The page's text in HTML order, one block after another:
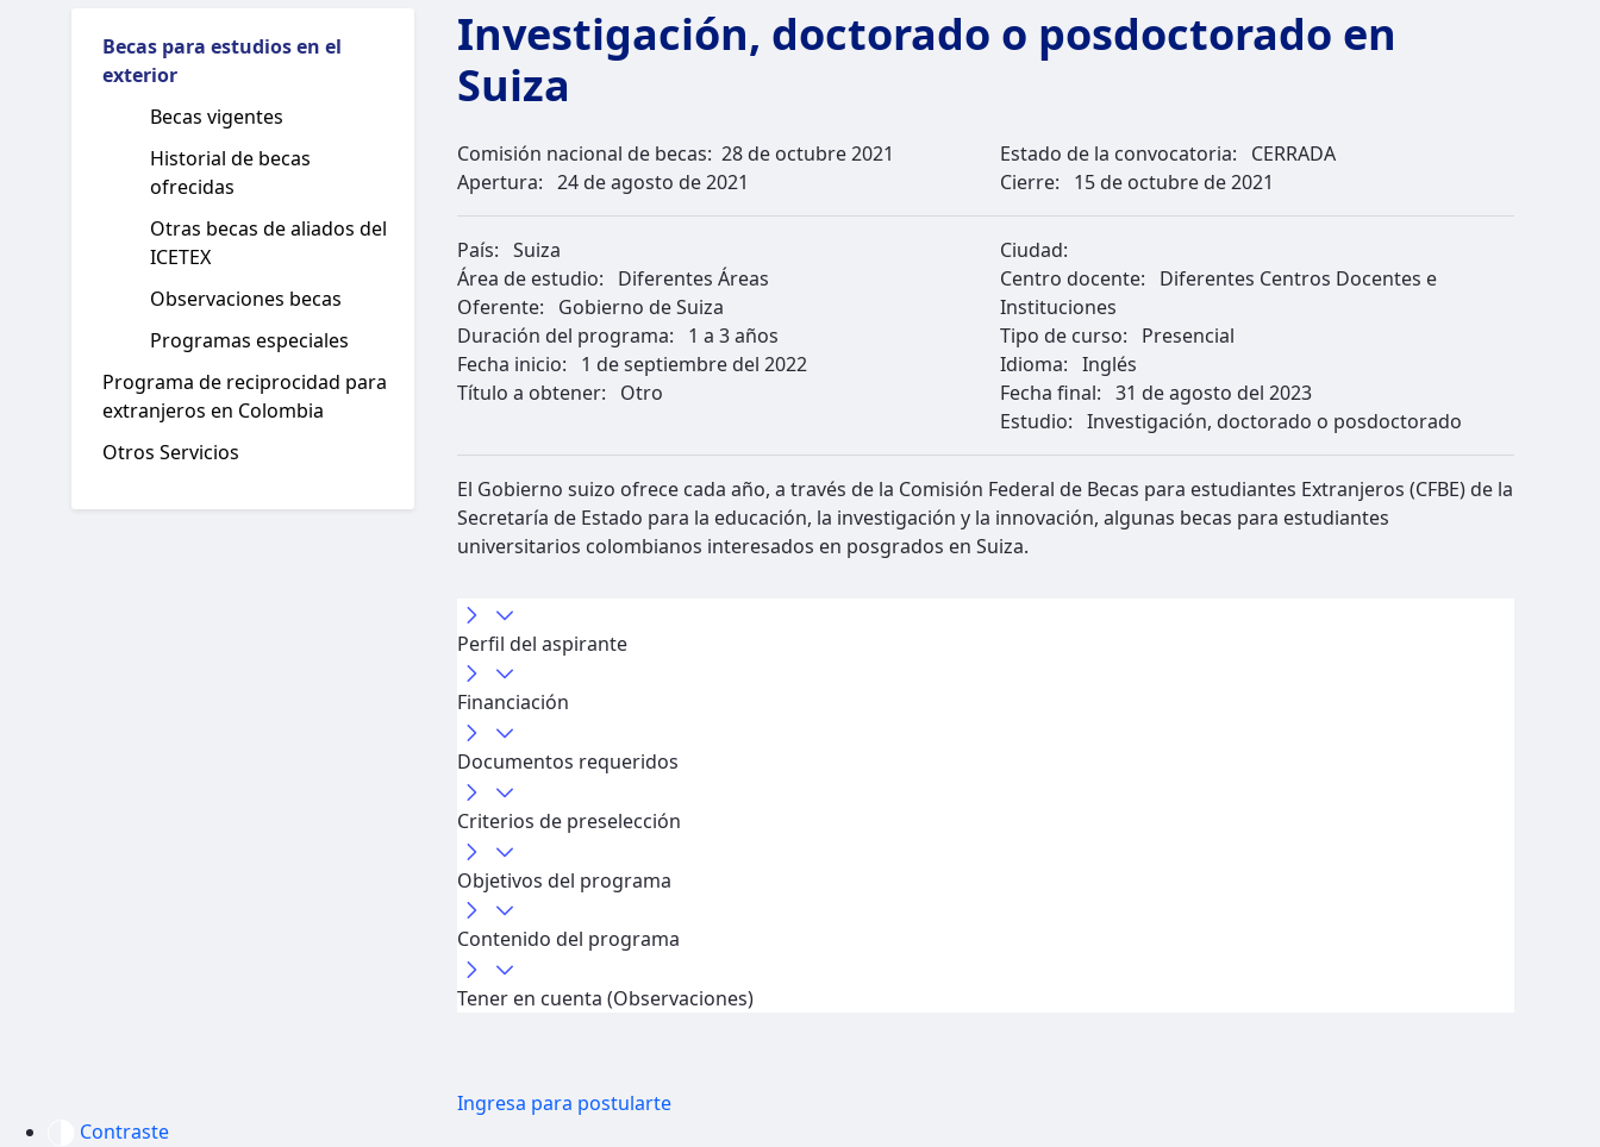
Becas para estudios en el
exterior
Becas vigentes
Historial de becas
ofrecidas
Otras becas de aliados del
ICETEX
Observaciones becas
Programas especiales
Programa de reciprocidad para
extranjeros en Colombia
Otros Servicios
Investigación, doctorado o posdoctorado en
Suiza
Comisión nacional de becas: 28 de octubre 2021
Apertura: 24 de agosto de 2021
Estado de la convocatoria:
CERRADA
Cierre:
15 de octubre de 2021
País: Suiza
Área de estudio:
Diferentes Áreas
Oferente:
Gobierno de Suiza
Duración del programa:
1 a 3 años
Fecha inicio:
1 de septiembre del 2022
Título a obtener:
Otro
Ciudad:
Centro docente:
Diferentes Centros Docentes e
Instituciones
Tipo de curso:
Presencial
Idioma: Inglés
Fecha final: 31 de agosto del 2023
Estudio: Investigación, doctorado o posdoctorado
El Gobierno suizo ofrece cada año, a través de la Comisión Federal de Becas para estudiantes Extranjeros (CFBE) de la
Secretaría de Estado para la educación, la investigación y la innovación, algunas becas para estudiantes
universitarios colombianos interesados en posgrados en Suiza.
Perfil del aspirante
Financiación
Documentos requeridos
Criterios de preselección
Objetivos del programa
Contenido del programa
Tener en cuenta (Observaciones)
Ingresa para postularte
Contraste